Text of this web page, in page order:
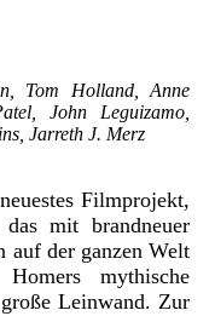
Tom Holland, Anne
John Leguizamo,
Jarreth J. Merz
Filmprojekt,
mit brandneuer
auf der ganzen Welt
mythische
Leinwand. Zur